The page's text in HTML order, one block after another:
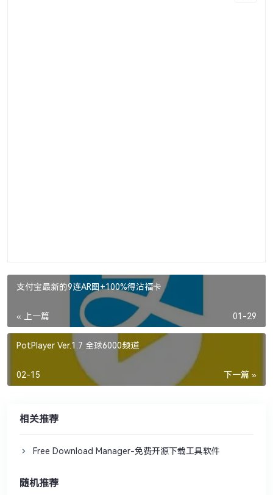
支付宝最新的9连AR图+100%得沾福卡
« 上一篇 01-29
PotPlayer Ver.1.7 全球6000频道
下一篇 »
02-15
相关推荐
Free Download Manager-免费开源下载工具软件
随机推荐